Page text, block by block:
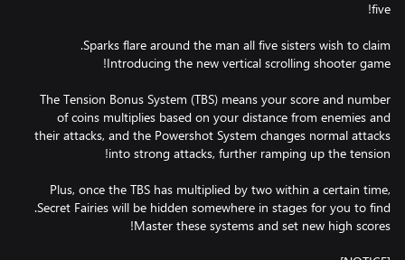
The Tension Bonus System (TBS) means your score and number
of coins multiplies based on your distance from enemies and
their attacks, and the Powershot System changes normal attacks
Plus, once the TBS has multiplied by two within a certain time,